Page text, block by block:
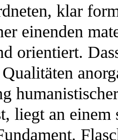
klar
einenden
orientiert.
liegt an